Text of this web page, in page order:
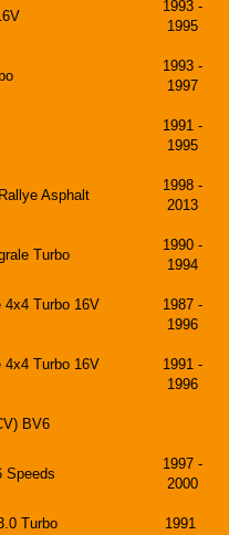
1993 -
1995
1993 -
1997
1991 -
1995
Asphalt
1998 -
2013
Turbo
1990 -
1994
4x4 Turbo 16V
1987 -
1996
4x4 Turbo 16V
1991 -
1996
BV6
Speeds
1997 -
2000
Turbo 1991